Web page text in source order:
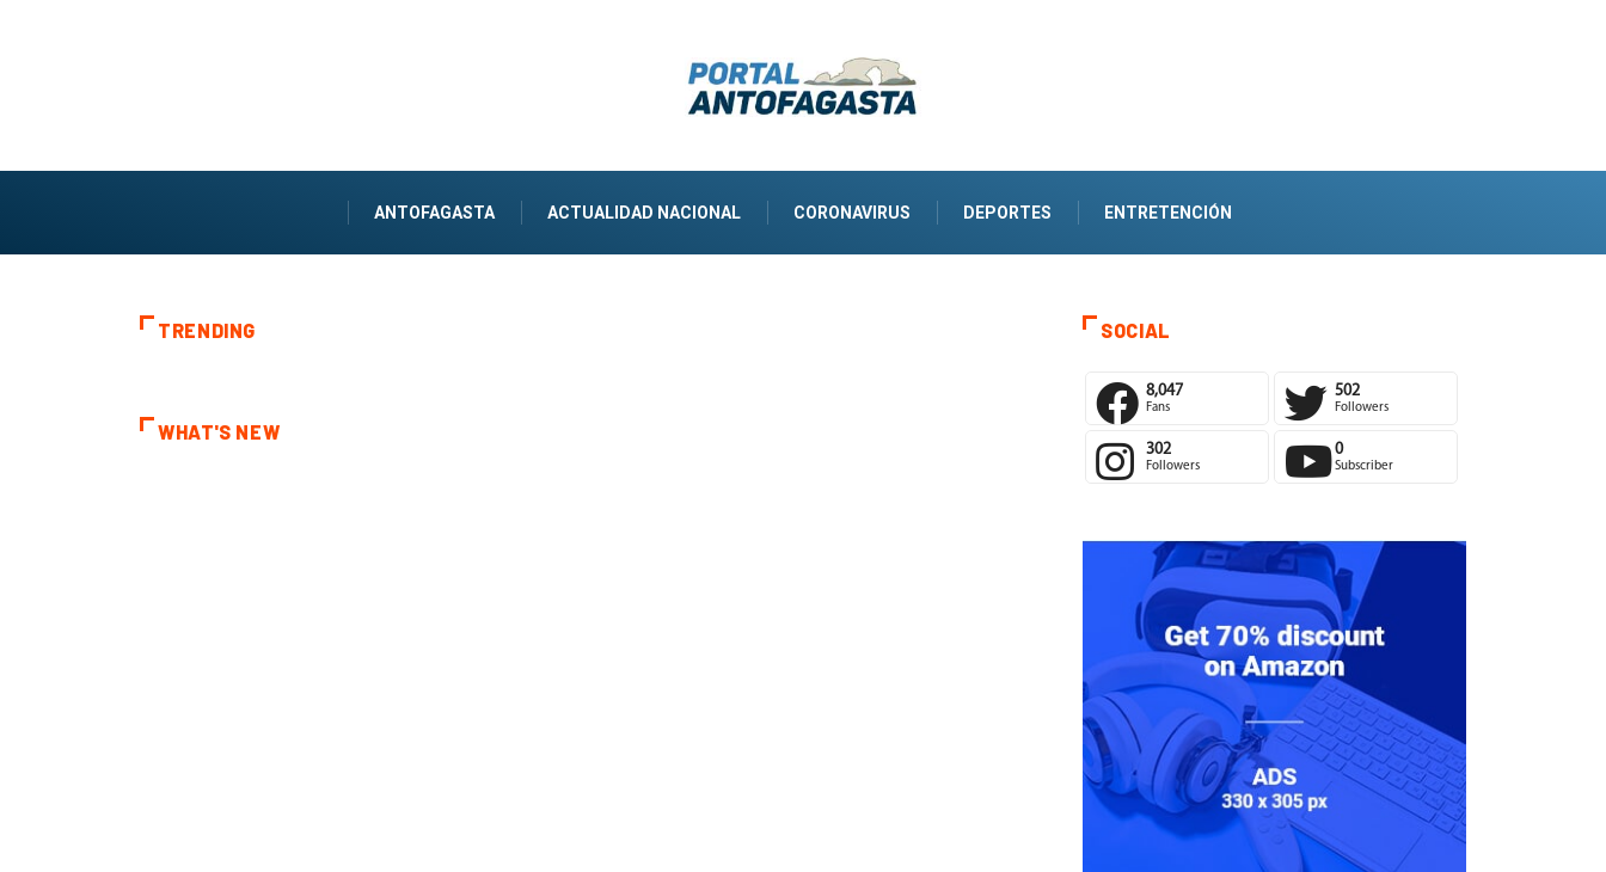
ANTOFAGASTA ACTUALIDAD NACIONAL CORONAVIRUS DEPORTES ENTRETENCIÓN
TRENDING
WHAT'S NEW
SOCIAL
8,047
Fans
502
Followers
302
Followers
0
Subscriber